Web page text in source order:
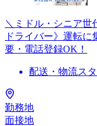
＼ミドル・シニア世
ドライバー》運転
要・電話登録OK！
配送・物流ス
勤務地
面接地